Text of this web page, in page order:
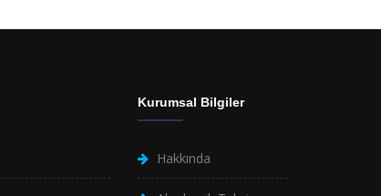
Kurumsal Bilgiler
Hakkında